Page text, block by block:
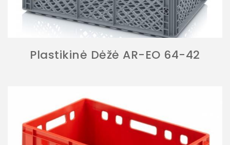
Plastikinė Dėžė AR-EO 64-42